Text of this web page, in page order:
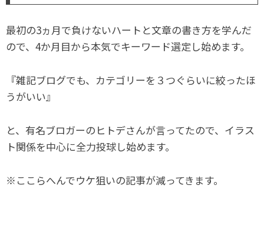
最初の3ヵ月で負けないハートと文章の書き方を学んだ
ので、4か月目から本気でキーワード選定し始めます。
『雑記ブログでも、カテゴリーを３つぐらいに絞ったほ
うがいい』
と、有名ブロガーのヒトデさんが言ってたので、イラス
ト関係を中心に全力投球し始めます。
※ここらへんでウケ狙いの記事が減ってきます。